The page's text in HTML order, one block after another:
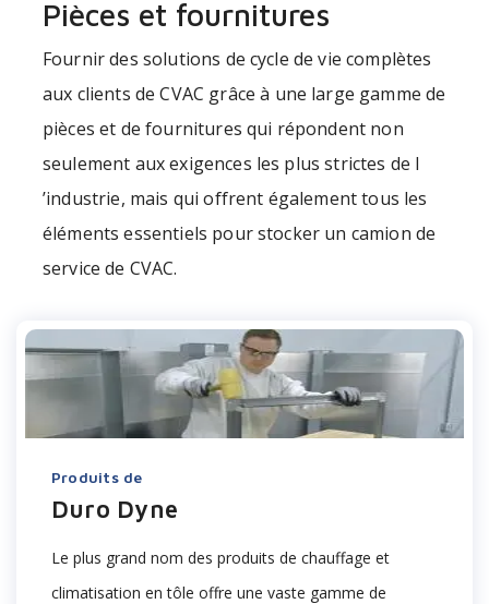
Pièces et fournitures
Fournir des solutions de cycle de vie complètes
aux clients de CVAC grâceà une large gamme de
pièces et de fournituresqui répondent non
seulement auxexigences les plus strictes de l
’industrie, mais qui offrent également tous les
éléments essentiels pour stocker un camion de
service de CVAC.
Produits de
Duro Dyne
Le plus grand nom des produits de chauffage et
climatisation en tôle offre une vaste gamme de